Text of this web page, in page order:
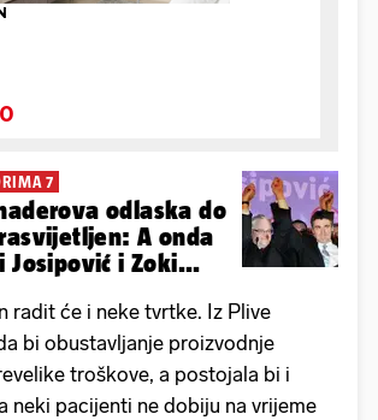
7
odlaska do
A onda
Josipović i Zoki...
radit će i neke tvrtke. Iz Plive
bi obustavljanje proizvodnje
troškove, a postojala bi i
neki pacijenti ne dobiju na vrijeme